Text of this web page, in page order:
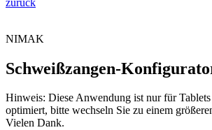
NIMAK
Schweißzangen-
Hinweis: Diese Anwendung ist nur für
optimiert, bitte wechseln Sie zu einem
Vielen Dank.